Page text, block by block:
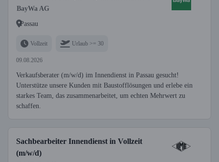
BayWa AG
Passau
Vollzeit Urlaub >= 30
09.08.2026
Verkaufsberater (m/w/d) im Innendienst in Passau gesucht!
Unterstütze unsere Kunden mit Baustofflösungen und erlebe ein
starkes Team, das zusammenarbeitet, um echten Mehrwert zu
schaffen.
Sachbearbeiter Innendienst in Vollzeit
(m/w/d)